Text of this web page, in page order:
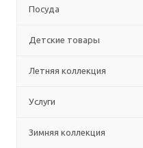
Посуда
Детские товары
Летняя коллекция
Услуги
Зимняя коллекция